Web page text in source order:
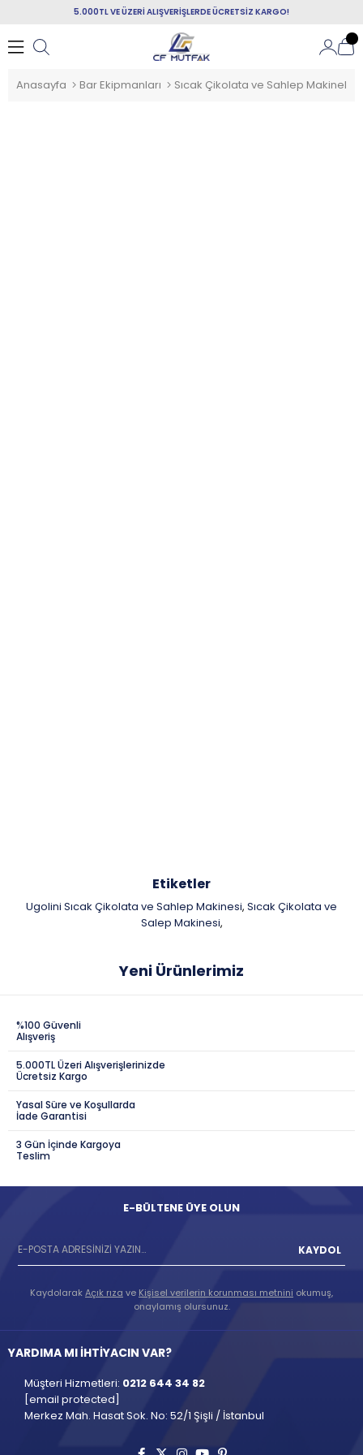
5.000TL VE ÜZERİ ALIŞVERİŞLERDE ÜCRETSİZ KARGO!
Anasayfa Bar Ekipmanları Sıcak Çikolata ve Sahlep Makineleri
Etiketler
Ugolini Sıcak Çikolata ve Sahlep Makinesi, Sıcak Çikolata ve
Salep Makinesi,
Yeni Ürünlerimiz
%100 Güvenli
Alışveriş
5.000TL Üzeri Alışverişlerinizde
Ücretsiz Kargo
Yasal Süre ve Koşullarda
İade Garantisi
3 Gün İçinde Kargoya
Teslim
E-BÜLTENE ÜYE OLUN
KAYDOL
KaydolarakAçık rıza ve Kişisel verilerin korunması metnini okumuş,
onaylamış olursunuz.
YARDIMA MI İHTİYACIN VAR?
Müşteri Hizmetleri: 0212 644 34 82
[email protected]
Merkez Mah. Hasat Sok. No: 52/1 Şişli / İstanbul